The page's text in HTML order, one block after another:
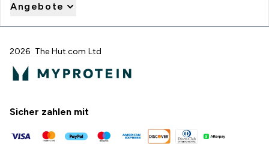
Angebote
2026 The Hut.com Ltd
Sicher zahlen mit